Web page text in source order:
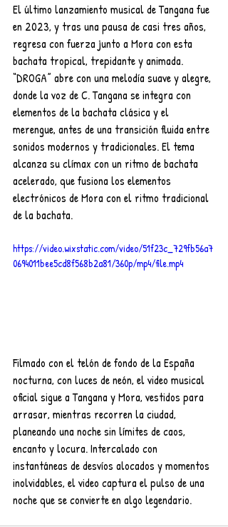
El último lanzamiento musical de Tangana fue
en 2023, y tras una pausa de casi tres años,
regresa con fuerza junto a Mora con esta
bachata tropical, trepidante y animada.
“DROGA” abre con una melodía suave y alegre,
donde la voz de C. Tangana se integra con
elementos de la bachata clásica y el
merengue, antes de una transición fluida entre
sonidos modernos y tradicionales. El tema
alcanza su clímax con un ritmo de bachata
acelerado, que fusiona los elementos
electrónicos de Mora con el ritmo tradicional
de la bachata.
https://video.wixstatic.com/video/51f23c_729fb56a7
0694011bee5cd8f568b2a81/360p/mp4/file.mp4
Filmado con el telón de fondo de la España
nocturna, con luces de neón, el video musical
oficial sigue a Tangana y Mora, vestidos para
arrasar, mientras recorren la ciudad,
planeando una noche sin límites de caos,
encanto y locura. Intercalado con
instantáneas de desvíos alocados y momentos
inolvidables, el video captura el pulso de una
noche que se convierte en algo legendario.